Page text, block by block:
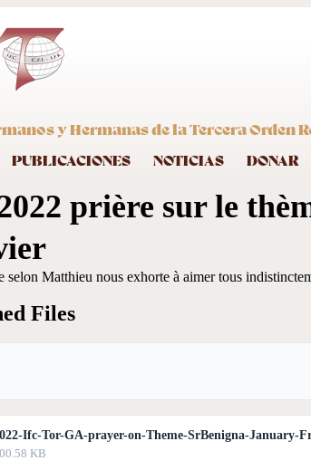
y Hermanas de la Tercera Orden
PUBLICACIONES NOTICIAS DONAR
prière sur le
selon Matthieu nous exhorte à aimer tous
Files
Ifc-Tor-GA-prayer-on-Theme-SrBenigna-January-
KB